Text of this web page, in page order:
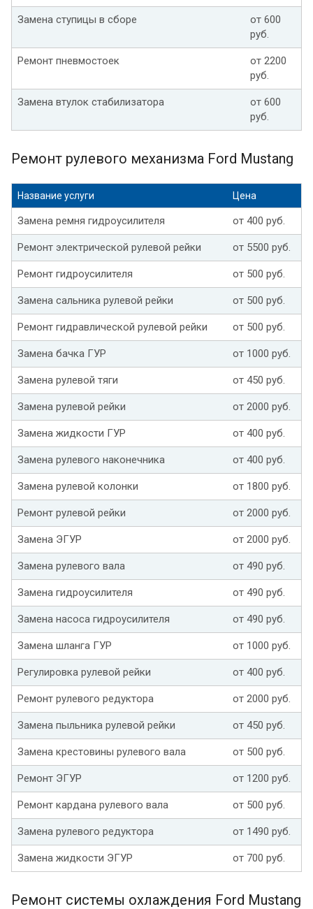
Замена ступицы в сборе
от 600
руб.
Ремонт пневмостоек
от 2200
руб.
Замена втулок стабилизатора
от 600
руб.
Ремонт рулевого механизма Ford Mustang
Название услуги Цена
Замена ремня гидроусилителя от 400 руб.
Ремонт электрической рулевой рейки от 5500 руб.
Ремонт гидроусилителя от 500 руб.
Замена сальника рулевой рейки от 500 руб.
Ремонт гидравлической рулевой рейки от 500 руб.
Замена бачка ГУР от 1000 руб.
Замена рулевой тяги от 450 руб.
Замена рулевой рейки от 2000 руб.
Замена жидкости ГУР от 400 руб.
Замена рулевого наконечника от 400 руб.
Замена рулевой колонки от 1800 руб.
Ремонт рулевой рейки от 2000 руб.
Замена ЭГУР от 2000 руб.
Замена рулевого вала от 490 руб.
Замена гидроусилителя от 490 руб.
Замена насоса гидроусилителя от 490 руб.
Замена шланга ГУР от 1000 руб.
Регулировка рулевой рейки от 400 руб.
Ремонт рулевого редуктора от 2000 руб.
Замена пыльника рулевой рейки от 450 руб.
Замена крестовины рулевого вала от 500 руб.
Ремонт ЭГУР от 1200 руб.
Ремонт кардана рулевого вала от 500 руб.
Замена рулевого редуктора от 1490 руб.
Замена жидкости ЭГУР от 700 руб.
Ремонт системы охлаждения Ford Mustang